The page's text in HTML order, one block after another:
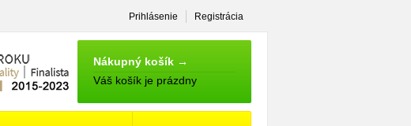
NÁKUPNÝ
KOŠÍK
Nákupný košík →
Váš košík je prázdny
Prihlásenie Registrácia